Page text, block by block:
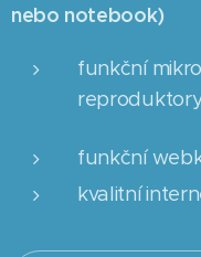
nebo notebook)
funkční
funkční
kvalitní